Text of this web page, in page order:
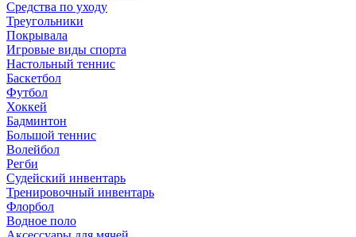
Средства по уходу
Треугольники
Покрывала
Игровые виды спорта
Настольный теннис
Баскетбол
Футбол
Хоккей
Бадминтон
Большой теннис
Волейбол
Регби
Судейский инвентарь
Тренировочный инвентарь
Флорбол
Водное поло